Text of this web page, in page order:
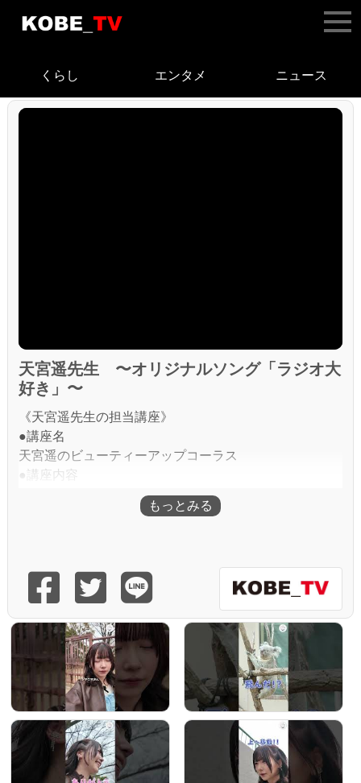
くらし エンタメ ニュース
天宮遥先生 〜オリジナルソング「ラジオ大
好き」〜
《天宮遥先生の担当講座》
●講座名
天宮遥のビューティーアップコーラス
●講座内容
ストレッチ、顔ヨガ、発声・滑舌練習を取り入れたレッ
スンで綺麗な声を身につけましょう。歌謡曲、フォーク